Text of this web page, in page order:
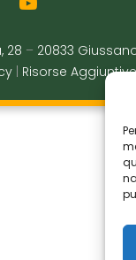
28 – 20833
Risorse Aggiuntive